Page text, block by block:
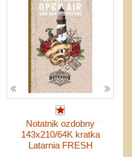
Notatnik ozdobny
143x210/64K kratka
Latarnia FRESH